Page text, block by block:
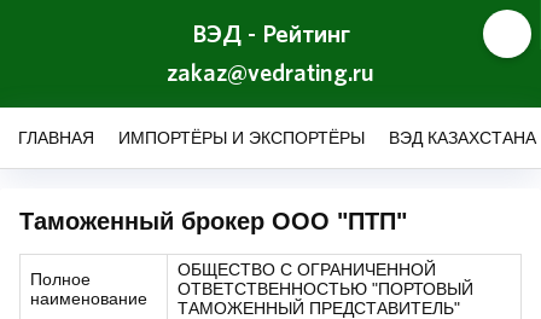
ВЭД - Рейтинг
zakaz@vedrating.ru
ГЛАВНАЯ ИМПОРТЁРЫ И ЭКСПОРТЁРЫ ВЭД КАЗАХСТАНА
Таможенный брокер ООО "ПТП"
Полное
наименование
ОБЩЕСТВО С ОГРАНИЧЕННОЙ
ОТВЕТСТВЕННОСТЬЮ "ПОРТОВЫЙ
ТАМОЖЕННЫЙ ПРЕДСТАВИТЕЛЬ"